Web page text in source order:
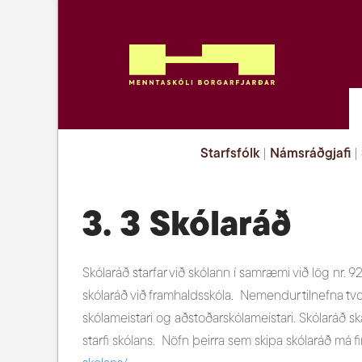
Starfsfólk| Námsráðgjafi
3. 3 Skólaráð
Skólaráð starfar við skólann í samræmi við lög nr.
skólaráð við framhaldsskóla. Nemendur tilnefna
skólameistari og aðstoðarskólameistari. Skólaráð
starfi skólans. Nöfn þeirra sem skipa skólaráð má